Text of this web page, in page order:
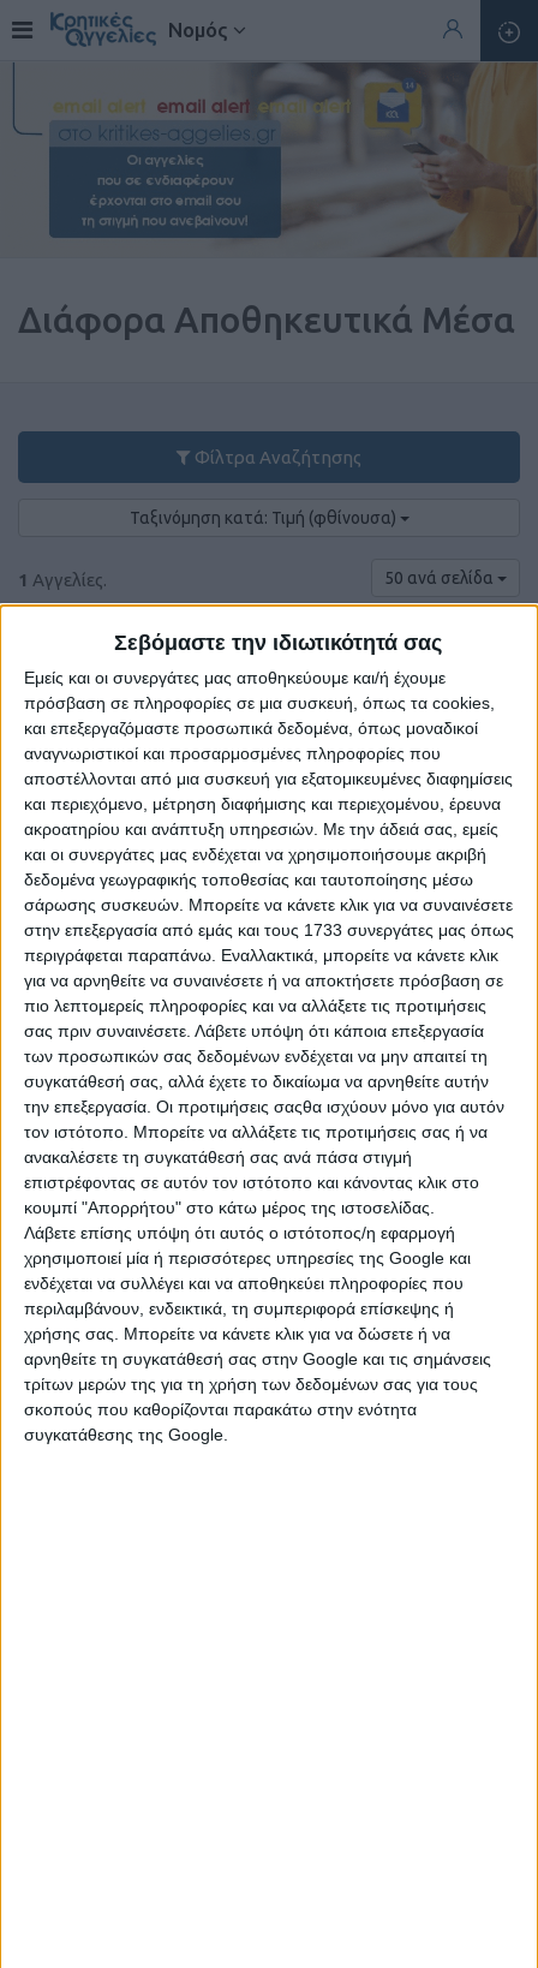
Σεβόμαστε την ιδιωτικότητά σας
Εμείς και οι συνεργάτες μας αποθηκεύουμε και/ή έχουμε
πρόσβαση σε πληροφορίες σε μια συσκευή, όπως τα cookies,
και επεξεργαζόμαστε προσωπικά δεδομένα, όπως μοναδικοί
αναγνωριστικοί και προσαρμοσμένες πληροφορίες που
αποστέλλονται από μια συσκευή για εξατομικευμένες διαφημίσεις
και περιεχόμενο, μέτρηση διαφήμισης και περιεχομένου, έρευνα
ακροατηρίου και ανάπτυξη υπηρεσιών. Με την άδειά σας, εμείς
και οι συνεργάτες μας ενδέχεται να χρησιμοποιήσουμε ακριβή
δεδομένα γεωγραφικής τοποθεσίας και ταυτοποίησης μέσω
σάρωσης συσκευών. Μπορείτε να κάνετε κλικ για να συναινέσετε
στην επεξεργασία από εμάς και τους 1733 συνεργάτες μας όπως
περιγράφεται παραπάνω. Εναλλακτικά, μπορείτε να κάνετε κλικ
για να αρνηθείτε να συναινέσετε ή να αποκτήσετε πρόσβαση σε
πιο λεπτομερείς πληροφορίες και να αλλάξετε τις προτιμήσεις
σας πριν συναινέσετε. Λάβετε υπόψη ότι κάποια επεξεργασία
των προσωπικών σας δεδομένων ενδέχεται να μην απαιτεί τη
συγκατάθεσή σας, αλλά έχετε το δικαίωμα να αρνηθείτε αυτήν
την επεξεργασία. Οι προτιμήσεις σαςθα ισχύουν μόνο για αυτόν
τον ιστότοπο. Μπορείτε να αλλάξετε τις προτιμήσεις σας ή να
ανακαλέσετε τη συγκατάθεσή σας ανά πάσα στιγμή
επιστρέφοντας σε αυτόν τον ιστότοπο και κάνοντας κλικ στο
κουμπί "Απορρήτου" στο κάτω μέρος της ιστοσελίδας.
Λάβετε επίσης υπόψη ότι αυτός ο ιστότοπος/η εφαρμογή
χρησιμοποιεί μία ή περισσότερες υπηρεσίες της Google και
ενδέχεται να συλλέγει και να αποθηκεύει πληροφορίες που
περιλαμβάνουν, ενδεικτικά, τη συμπεριφορά επίσκεψης ή
χρήσης σας. Μπορείτε να κάνετε κλικ για να δώσετε ή να
αρνηθείτε τη συγκατάθεσή σας στην Google και τις σημάνσεις
τρίτων μερών της για τη χρήση των δεδομένων σας για τους
σκοπούς που καθορίζονται παρακάτω στην ενότητα
συγκατάθεσης της Google.
Νομός
Διάφορα Αποθηκευτικά Μέσα
Φίλτρα Αναζήτησης
Ταξινόμηση κατά: Τιμή (φθίνουσα)
1 Αγγελίες. 50 ανά σελίδα
ΔΙΣΚΕΤΕΣ GRUNDIG 3.5"
Πόλη Ηρακλείου
συλλεκτικές, καινούργιες, στην ζελατίνα τους,σε άριστη
κατάσταση για pc, υψηλής ποιότητας. Τιμή μόνο 16 ευρώ
...
€ 16
Τρίτη, 04 Αύγ 2026